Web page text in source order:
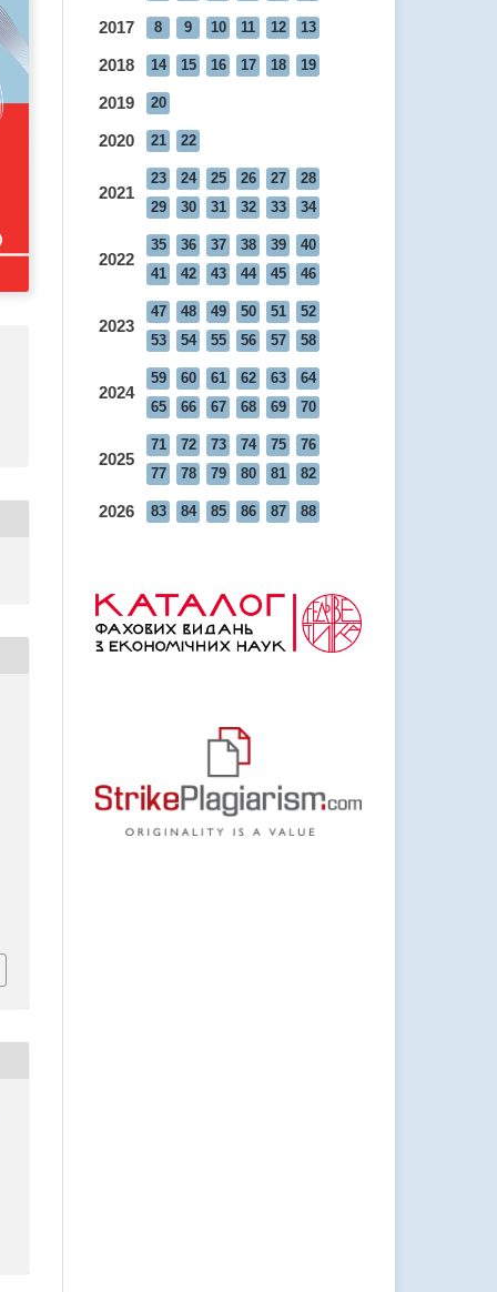
2017 8 9 10 11 12 13
2018 14 15 16 17 18 19
2019 20
2020 21 22
2021
23 24 25 26 27
28
29
30 31 32 33 34
2022
35 36 37 38 39
40
41
42 43 44 45 46
2023
47 48 49 50 51
52
53
54 55 56 57 58
2024
59 60 61 62 63
64
65
66 67 68 69 70
2025
71 72 73 74 75
76
77
78 79 80 81 82
2026 83 84 85 86 87 88